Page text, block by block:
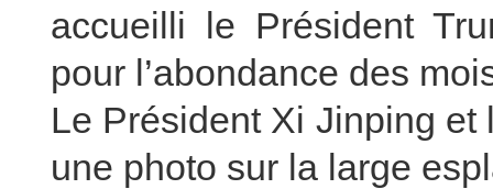
accueilli le Président
pour l’abondance des
Le Président Xi Jinping
une photo sur la large